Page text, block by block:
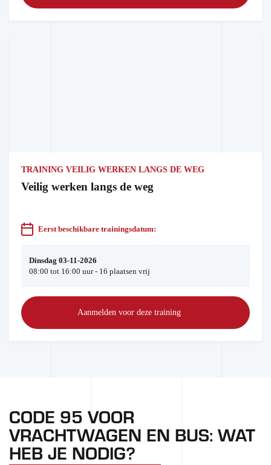
TRAINING VEILIG WERKEN LANGS DE WEG
Veilig werken langs de weg
Eerst beschikbare trainingsdatum:
Dinsdag 03-11-2026
08:00 tot 16:00 uur - 16 plaatsen vrij
Aanmelden voor deze training
CODE 95 VOOR
VRACHTWAGEN EN BUS: WAT
HEB JE NODIG?